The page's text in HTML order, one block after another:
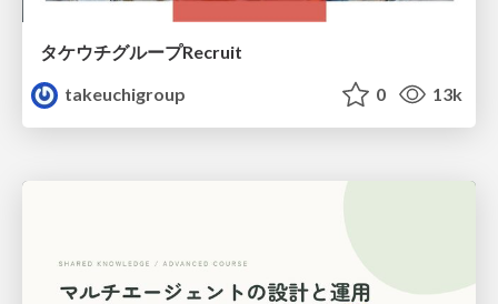
タケウチグループRecruit
takeuchigroup
0 13k